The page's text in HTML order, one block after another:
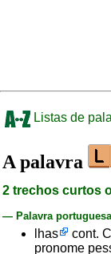
Listas de
A palavra
2 trechos curtos
— Palavra
lhas
cont.
pronome